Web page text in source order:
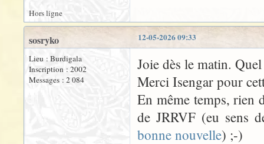
Hors ligne
12-05-2026 09:33
sosryko
Lieu : Burdigala
Inscription : 2002
Messages : 2 084
Joie dès le matin.
Merci Isengar pour
En même temps, rien
de JRRVF (eu sens
bonne nouvelle) ;-)